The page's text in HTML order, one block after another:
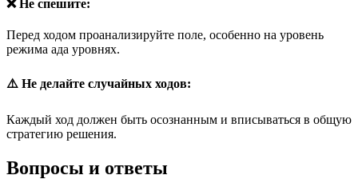
❌ Не спешите:
Перед ходом проанализируйте поле, особенно на уровень
режима ада уровнях.
⚠️ Не делайте случайных ходов:
Каждый ход должен быть осознанным и вписываться в общую
стратегию решения.
Вопросы и ответы